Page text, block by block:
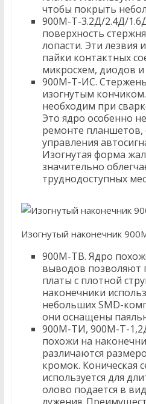
чтобы покрыть
900М-Т-3.2Д/2.4Д/
поверхность
лопасти. Эти лезвия
пайки контактных
микросхем, диодов и
900М-Т-ИС.
изогнутым
необходим при
Это ядро ​​особенно
ремонте
управления
Изогнутая форма
значительно
труднодоступных
Изогнутый наконечник
900М-ТВ. Ядро
выводов позволяют
платы с плотной
наконечники
небольших SMD-
они оснащены
900М-ТИ, 900М-Т-
похожи на
различаются
кромок. Коническая
используется для
олово подается в